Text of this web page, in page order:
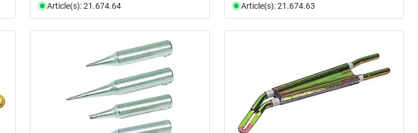
Article(s): 21.674.64 Article(s): 21.674.63